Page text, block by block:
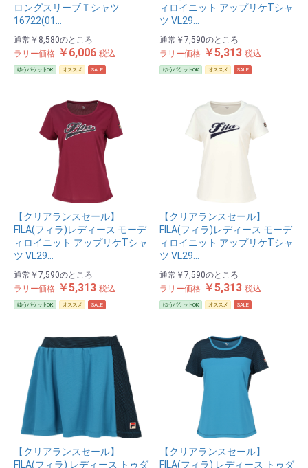
ロングスリーブＴシャツ
16722(01…
通常 ￥8,580のところ
ラリー価格 ￥6,006 税込
ゆうパケットOK オススメ SALE
ィロイニット アップリケTシャ
ツ VL29…
通常 ￥7,590のところ
ラリー価格 ￥5,313 税込
ゆうパケットOK オススメ SALE
【クリアランスセール】
FILA(フィラ)レディース モーデ
ィロイニット アップリケTシャ
ツ VL29…
通常 ￥7,590のところ
ラリー価格 ￥5,313 税込
ゆうパケットOK オススメ SALE
【クリアランスセール】
FILA(フィラ)レディース モーデ
ィロイニット アップリケTシャ
ツ VL29…
通常 ￥7,590のところ
ラリー価格 ￥5,313 税込
ゆうパケットOK オススメ SALE
【クリアランスセール】
FILA(フィラ) レディース トゥダ
【クリアランスセール】
FILA(フィラ) レディース トゥダ